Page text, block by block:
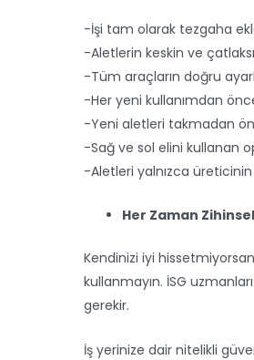
-İşi tam olarak tezgaha
-Aletlerin keskin ve
-Tüm araçların doğru
-Her yeni kullanımdan
-Yeni aletleri takmadan
-Sağ ve sol elini kullanan
-Aletleri yalnızca üreticinin
Her Zaman
Kendinizi iyi
kullanmayın. İSG
gerekir.
İş yerinize dair nitelikli